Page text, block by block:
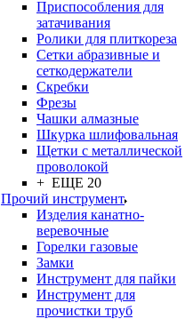
Приспособления для
затачивания
Ролики для плиткореза
Сетки абразивные и
сеткодержатели
Скребки
Фрезы
Чашки алмазные
Шкурка шлифовальная
Щетки с металлической
проволокой
+ ЕЩЕ 20
Прочий инструмент
Изделия канатно-
веревочные
Горелки газовые
Замки
Инструмент для пайки
Инструмент для
прочистки труб